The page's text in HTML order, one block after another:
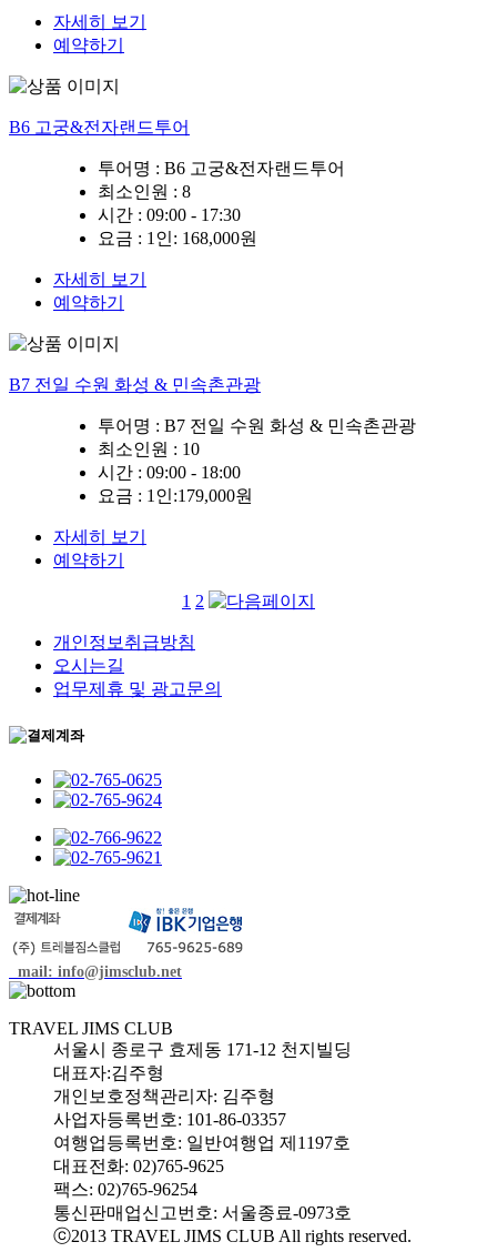
자세히 보기
예약하기
B6 고궁&전자랜드투어
투어명 : B6 고궁&전자랜드투어
최소인원 : 8
시간 : 09:00 - 17:30
요금 : 1인: 168,000원
자세히 보기
예약하기
B7 전일 수원 화성 & 민속촌관광
투어명 : B7 전일 수원 화성 & 민속촌관광
최소인원 : 10
시간 : 09:00 - 18:00
요금 : 1인:179,000원
자세히 보기
예약하기
1 2
개인정보취급방침
오시는길
업무제휴 및 광고문의
mail: info@jimsclub.net
TRAVEL JIMS CLUB
서울시 종로구 효제동 171-12 천지빌딩
대표자:김주형
개인보호정책관리자: 김주형
사업자등록번호: 101-86-03357
여행업등록번호: 일반여행업 제1197호
대표전화: 02)765-9625
팩스: 02)765-96254
통신판매업신고번호: 서울종료-0973호
ⓒ2013 TRAVEL JIMS CLUB All rights reserved.